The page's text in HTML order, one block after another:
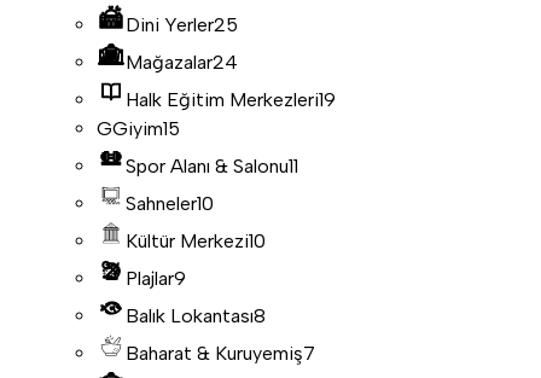
Dini Yerler25
Mağazalar24
Halk Eğitim Merkezleri19
GGiyim15
Spor Alanı & Salonu11
Sahneler10
Kültür Merkezi10
Plajlar9
Balık Lokantası8
Baharat & Kuruyemiş7